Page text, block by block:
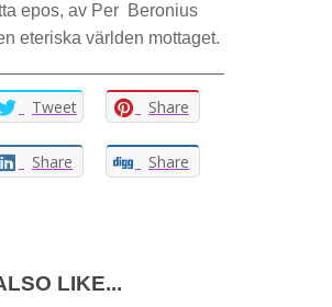
epos, av Per Beronius
eteriska världen mottaget.
Tweet Share
Share Share
LIKE...